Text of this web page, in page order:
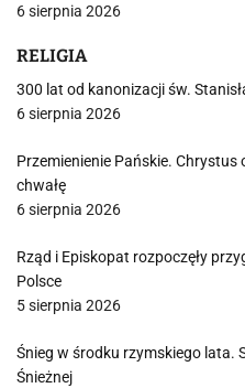
6 sierpnia 2026
RELIGIA
300 lat od kanonizacji św.
6 sierpnia 2026
Przemienienie Pańskie. Chrystus
chwałę
6 sierpnia 2026
Rząd i Episkopat rozpoczęły
Polsce
5 sierpnia 2026
Śnieg w środku rzymskiego lata.
Śnieżnej